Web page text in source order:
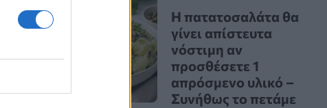
Η πατατοσαλάτα θα
γίνει απίστευτα
νόστιμη αν
προσθέσετε 1
απρόσμενο υλικό –
Συνήθως το πετάμε